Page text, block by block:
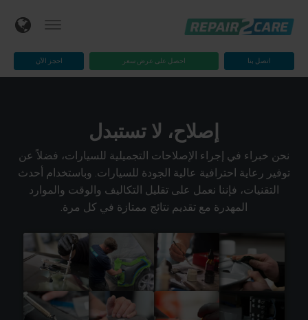
اتصل بنا احصل على عرض سعر احجز الآن
إصلاح، لا تستبدل
نحن خبراء في إجراء الإصلاحات التجميلية للسيارات، فضلاً عن
توفير رعاية احترافية عالية الجودة للسيارات. وباستخدام أحدث
التقنيات، فإننا نعمل على تقليل التكاليف والوقت والموارد
المهدرة مع تقديم نتائج ممتازة في كل مرة.